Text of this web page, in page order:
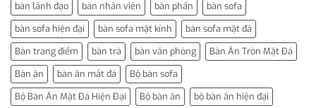
bàn lãnh đạo
bàn nhân viên bàn phấn
bàn sofa
bàn sofa hiện đại
bàn sofa mặt kính
bàn sofa mặt đá
Bàn trang điểm
bàn trà bàn văn phòng
Bàn Ăn Tròn Mặt Đá
Bàn ăn
bàn ăn mắt đá
Bộ bàn sofa
Bộ Bàn Ăn Mặt Đá Hiện Đại
Bộ bàn ăn
bộ bàn ăn hiện đại